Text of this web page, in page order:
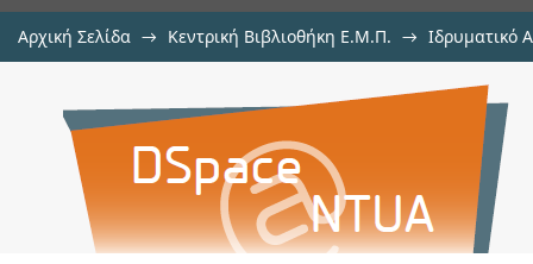
Αρχική Σελίδα → Κεντρική Βιβλιοθήκη Ε.Μ.Π. → Ιδρυματικό
Nonlinear Analysis of Frame
Energy Minimization